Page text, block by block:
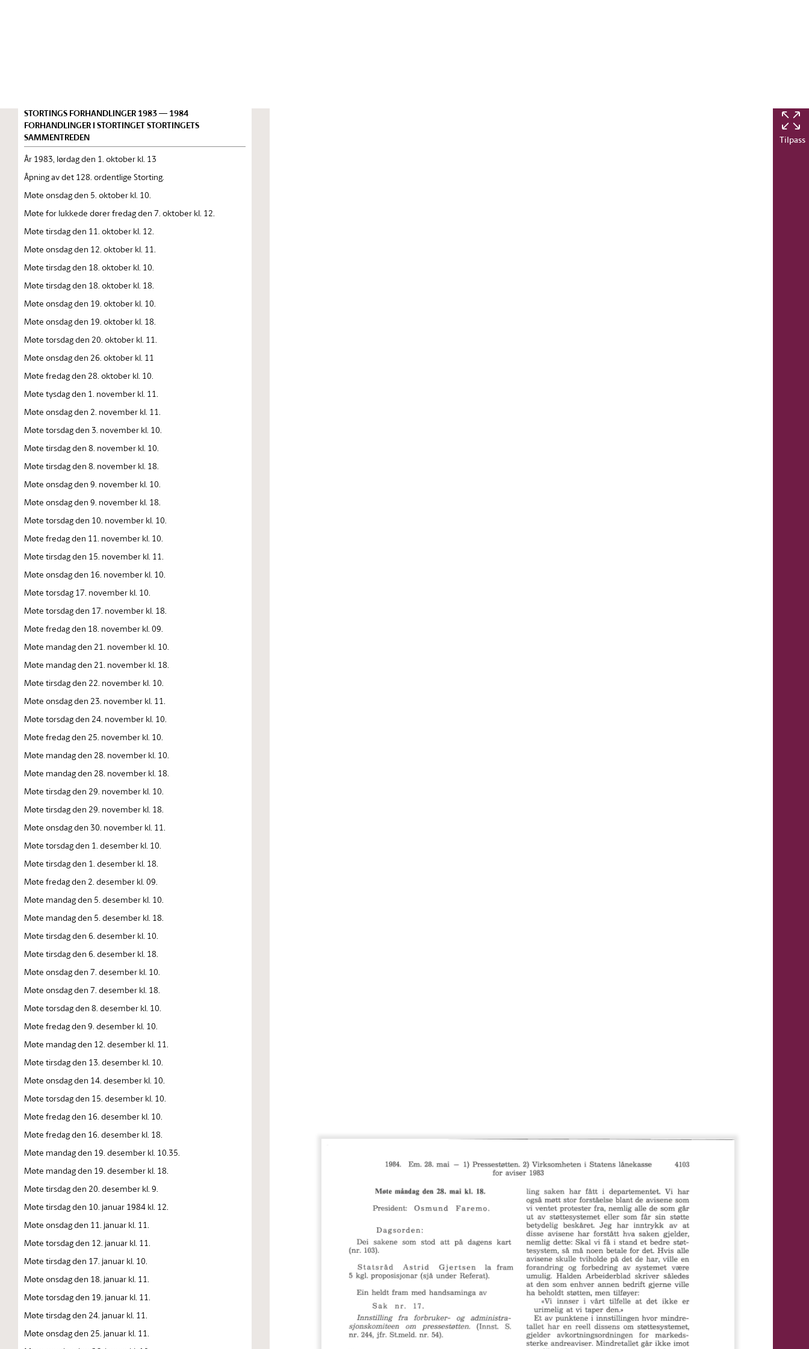
STORTINGS FORHANDLINGER 1983 — 1984
FORHANDLINGER I STORTINGET STORTINGETS
SAMMENTREDEN
År 1983, lørdag den 1. oktober kl. 13
Åpning av det 128. ordentlige Storting.
Møte onsdag den 5. oktober kl. 10.
Møte for lukkede dører fredag den 7. oktober kl. 12.
Møte tirsdag den 11. oktober kl. 12.
Møte onsdag den 12. oktober kl. 11.
Møte tirsdag den 18. oktober kl. 10.
Møte tirsdag den 18. oktober kl. 18.
Møte onsdag den 19. oktober kl. 10.
Møte onsdag den 19. oktober kl. 18.
Møte torsdag den 20. oktober kl. 11.
Møte onsdag den 26. oktober kl. 11
Møte fredag den 28. oktober kl. 10.
Møte tysdag den 1. november kl. 11.
Møte onsdag den 2. november kl. 11.
Møte torsdag den 3. november kl. 10.
Møte tirsdag den 8. november kl. 10.
Møte tirsdag den 8. november kl. 18.
Møte onsdag den 9. november kl. 10.
Møte onsdag den 9. november kl. 18.
Møte torsdag den 10. november kl. 10.
Møte fredag den 11. november kl. 10.
Møte tirsdag den 15. november kl. 11.
Møte onsdag den 16. november kl. 10.
Møte torsdag 17. november kl. 10.
Møte torsdag den 17. november kl. 18.
Møte fredag den 18. november kl. 09.
Møte mandag den 21. november kl. 10.
Møte mandag den 21. november kl. 18.
Møte tirsdag den 22. november kl. 10.
Møte onsdag den 23. november kl. 11.
Møte torsdag den 24. november kl. 10.
Møte fredag den 25. november kl. 10.
Møte mandag den 28. november kl. 10.
Møte mandag den 28. november kl. 18.
Møte tirsdag den 29. november kl. 10.
Møte tirsdag den 29. november kl. 18.
Møte onsdag den 30. november kl. 11.
Møte torsdag den 1. desember kl. 10.
Møte tirsdag den 1. desember kl. 18.
Møte fredag den 2. desember kl. 09.
Møte mandag den 5. desember kl. 10.
Møte mandag den 5. desember kl. 18.
Møte tirsdag den 6. desember kl. 10.
Møte tirsdag den 6. desember kl. 18.
Møte onsdag den 7. desember kl. 10.
Møte onsdag den 7. desember kl. 18.
Møte torsdag den 8. desember kl. 10.
Møte fredag den 9. desember kl. 10.
Møte mandag den 12. desember kl. 11.
Møte tirsdag den 13. desember kl. 10.
Møte onsdag den 14. desember kl. 10.
Møte torsdag den 15. desember kl. 10.
Møte fredag den 16. desember kl. 10.
Møte fredag den 16. desember kl. 18.
Møte mandag den 19. desember kl. 10.35.
Møte mandag den 19. desember kl. 18.
Møte tirsdag den 20. desember kl. 9.
Møte tirsdag den 10. januar 1984 kl. 12.
Møte onsdag den 11. januar kl. 11.
Møte torsdag den 12. januar kl. 11.
Møte tirsdag den 17. januar kl. 10.
Møte onsdag den 18. januar kl. 11.
Møte torsdag den 19. januar kl. 11.
Møte tirsdag den 24. januar kl. 11.
Møte onsdag den 25. januar kl. 11.